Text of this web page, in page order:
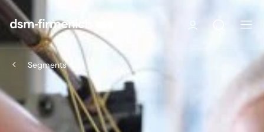
Segments